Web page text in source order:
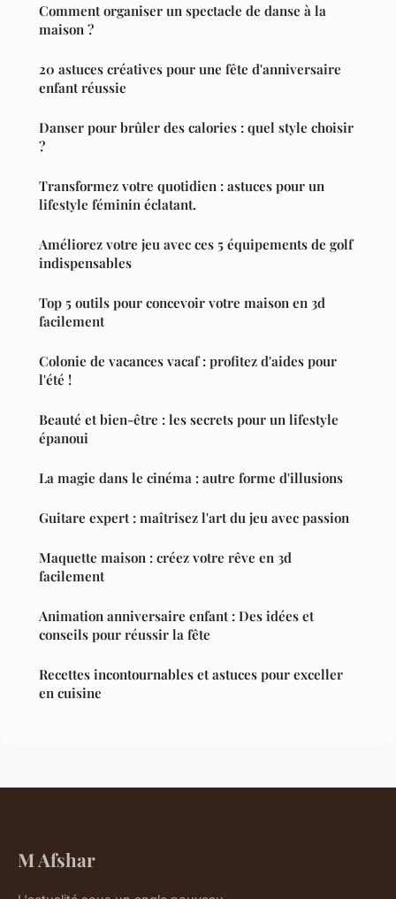
Comment organiser un spectacle de danse à la
maison ?
20 astuces créatives pour une fête d'anniversaire
enfant réussie
Danser pour brûler des calories : quel style choisir
?
Transformez votre quotidien : astuces pour un
lifestyle féminin éclatant.
Améliorez votre jeu avec ces 5 équipements de golf
indispensables
Top 5 outils pour concevoir votre maison en 3d
facilement
Colonie de vacances vacaf : profitez d'aides pour
l'été !
Beauté et bien-être : les secrets pour un lifestyle
épanoui
La magie dans le cinéma : autre forme d'illusions
Guitare expert : maîtrisez l'art du jeu avec passion
Maquette maison : créez votre rêve en 3d
facilement
Animation anniversaire enfant : Des idées et
conseils pour réussir la fête
Recettes incontournables et astuces pour exceller
en cuisine
M Afshar